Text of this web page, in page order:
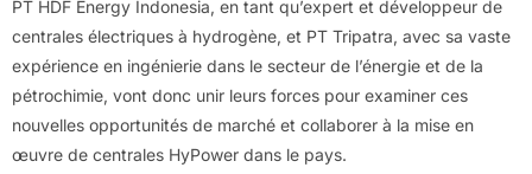
PT HDF Energy Indonesia, en tant qu’expert et développeur de
centrales électriques à hydrogène, et PT Tripatra, avec sa vaste
expérience en ingénierie dans le secteur de l’énergie et de la
pétrochimie, vont donc unir leurs forces pour examiner ces
nouvelles opportunités de marché et collaborer à la mise en
œuvre de centrales HyPower dans le pays.